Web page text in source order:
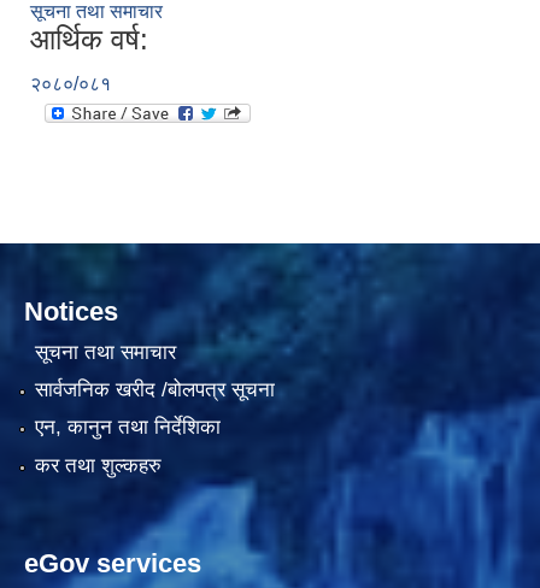
सूचना तथा समाचार
आर्थिक वर्ष:
२०८०/०८१
Notices
सूचना तथा समाचार
सार्वजनिक खरीद /बोलपत्र सूचना
एन, कानुन तथा निर्देशिका
कर तथा शुल्कहरु
eGov services